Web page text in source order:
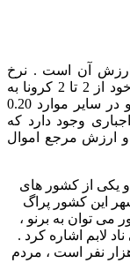
کشاورزی 0.75 درصد ارزش آن است . نرخ
مالیات بر سایر انواع زمین بر مبنای مناطق خود از 2 تا 2 کرونا به
ازای هر متر مربع برای فعالیت های تجاری و در سایر موارد 0.20
وجود دارد که
ارزش مرجع اموال
یکی از کشور های
این کشور پراگ
می توان به برنو ،
لابم اشاره کرد .
نفر است ، مردم